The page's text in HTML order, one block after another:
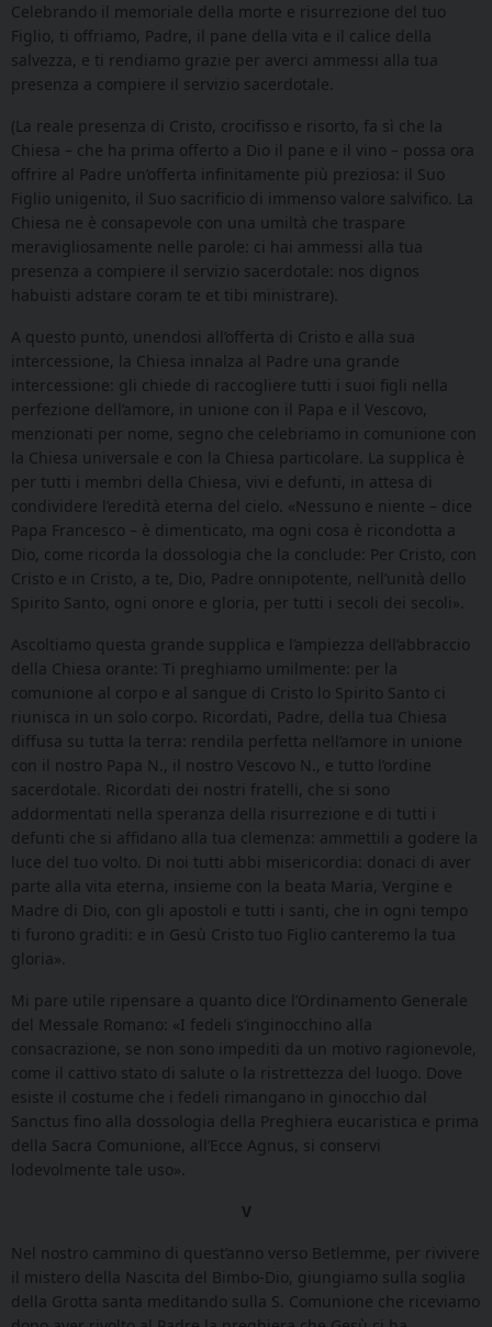
Celebrando il memoriale della morte e risurrezione del tuo
Figlio, ti offriamo, Padre, il pane della vita e il calice della
salvezza, e ti rendiamo grazie per averci ammessi alla tua
presenza a compiere il servizio sacerdotale.
(La reale presenza di Cristo, crocifisso e risorto, fa sì che la
Chiesa – che ha prima offerto a Dio il pane e il vino – possa ora
offrire al Padre un’offerta infinitamente più preziosa: il Suo
Figlio unigenito, il Suo sacrificio di immenso valore salvifico. La
Chiesa ne è consapevole con una umiltà che traspare
meravigliosamente nelle parole: ci hai ammessi alla tua
presenza a compiere il servizio sacerdotale: nos dignos
habuisti adstare coram te et tibi ministrare).
A questo punto, unendosi all’offerta di Cristo e alla sua
intercessione, la Chiesa innalza al Padre una grande
intercessione: gli chiede di raccogliere tutti i suoi figli nella
perfezione dell’amore, in unione con il Papa e il Vescovo,
menzionati per nome, segno che celebriamo in comunione con
la Chiesa universale e con la Chiesa particolare. La supplica è
per tutti i membri della Chiesa, vivi e defunti, in attesa di
condividere l’eredità eterna del cielo. «Nessuno e niente – dice
Papa Francesco – è dimenticato, ma ogni cosa è ricondotta a
Dio, come ricorda la dossologia che la conclude: Per Cristo, con
Cristo e in Cristo, a te, Dio, Padre onnipotente, nell’unità dello
Spirito Santo, ogni onore e gloria, per tutti i secoli dei secoli».
Ascoltiamo questa grande supplica e l’ampiezza dell’abbraccio
della Chiesa orante: Ti preghiamo umilmente: per la
comunione al corpo e al sangue di Cristo lo Spirito Santo ci
riunisca in un solo corpo. Ricordati, Padre, della tua Chiesa
diffusa su tutta la terra: rendila perfetta nell’amore in unione
con il nostro Papa N., il nostro Vescovo N., e tutto l’ordine
sacerdotale. Ricordati dei nostri fratelli, che si sono
addormentati nella speranza della risurrezione e di tutti i
defunti che si affidano alla tua clemenza: ammettili a godere la
luce del tuo volto. Di noi tutti abbi misericordia: donaci di aver
parte alla vita eterna, insieme con la beata Maria, Vergine e
Madre di Dio, con gli apostoli e tutti i santi, che in ogni tempo
ti furono graditi: e in Gesù Cristo tuo Figlio canteremo la tua
gloria».
Mi pare utile ripensare a quanto dice l’Ordinamento Generale
del Messale Romano: «I fedeli s’inginocchino alla
consacrazione, se non sono impediti da un motivo ragionevole,
come il cattivo stato di salute o la ristrettezza del luogo. Dove
esiste il costume che i fedeli rimangano in ginocchio dal
Sanctus fino alla dossologia della Preghiera eucaristica e prima
della Sacra Comunione, all’Ecce Agnus, si conservi
lodevolmente tale uso».
V
Nel nostro cammino di quest’anno verso Betlemme, per rivivere
il mistero della Nascita del Bimbo-Dio, giungiamo sulla soglia
della Grotta santa meditando sulla S. Comunione che riceviamo